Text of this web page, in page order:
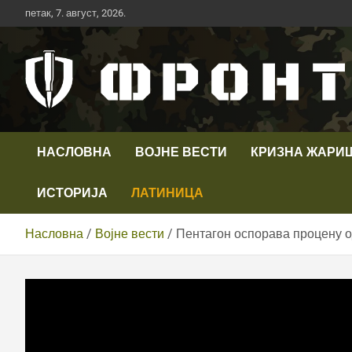
Скип
то
петак, 7. август, 2026.
Телевизија ФРОНТ
НАСЛОВНА ВОЈНЕ ВЕСТИ КРИЗНА
ИСТОРИЈА ЛАТИНИЦА
Насловна Војне вести Пентагон оспорава процену